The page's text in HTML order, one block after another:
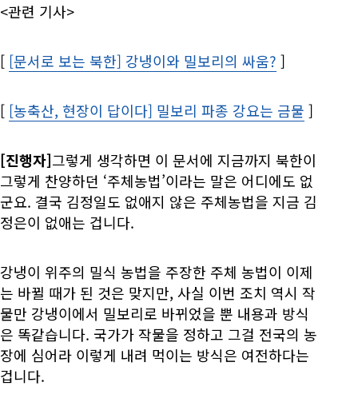
<관련 기사>
[ [문서로 보는 북한] 강냉이와 밀보리의 싸움? Opens in
]
[ [농축산, 현장이 답이다] 밀보리 파종 강요는 금물 Opens
]
[진행자]그렇게 생각하면 이 문서에 지금까지 북한이
그렇게 찬양하던 ‘주체농법’이라는 말은 어디에도 없
군요. 결국 김정일도 없애지 않은 주체농법을 지금 김
정은이 없애는 겁니다.
강냉이 위주의 밀식 농법을 주장한 주체 농법이 이제
는 바뀔 때가 된 것은 맞지만, 사실 이번 조치 역시 작
물만 강냉이에서 밀보리로 바뀌었을 뿐 내용과 방식
은 똑같습니다. 국가가 작물을 정하고 그걸 전국의 농
장에 심어라 이렇게 내려 먹이는 방식은 여전하다는
겁니다.